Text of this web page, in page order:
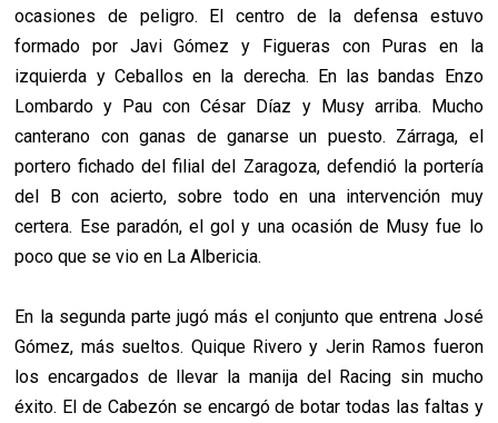
ocasiones de peligro. El centro de la defensa estuvo
formado por Javi Gómez y Figueras con Puras en la
izquierda y Ceballos en la derecha. En las bandas Enzo
Lombardo y Pau con César Díaz y Musy arriba. Mucho
canterano con ganas de ganarse un puesto. Zárraga, el
portero fichado del filial del Zaragoza, defendió la portería
del B con acierto, sobre todo en una intervención muy
certera. Ese paradón, el gol y una ocasión de Musy fue lo
poco que se vio en La Albericia.
En la segunda parte jugó más el conjunto que entrena José
Gómez, más sueltos. Quique Rivero y Jerin Ramos fueron
los encargados de llevar la manija del Racing sin mucho
éxito. El de Cabezón se encargó de botar todas las faltas y